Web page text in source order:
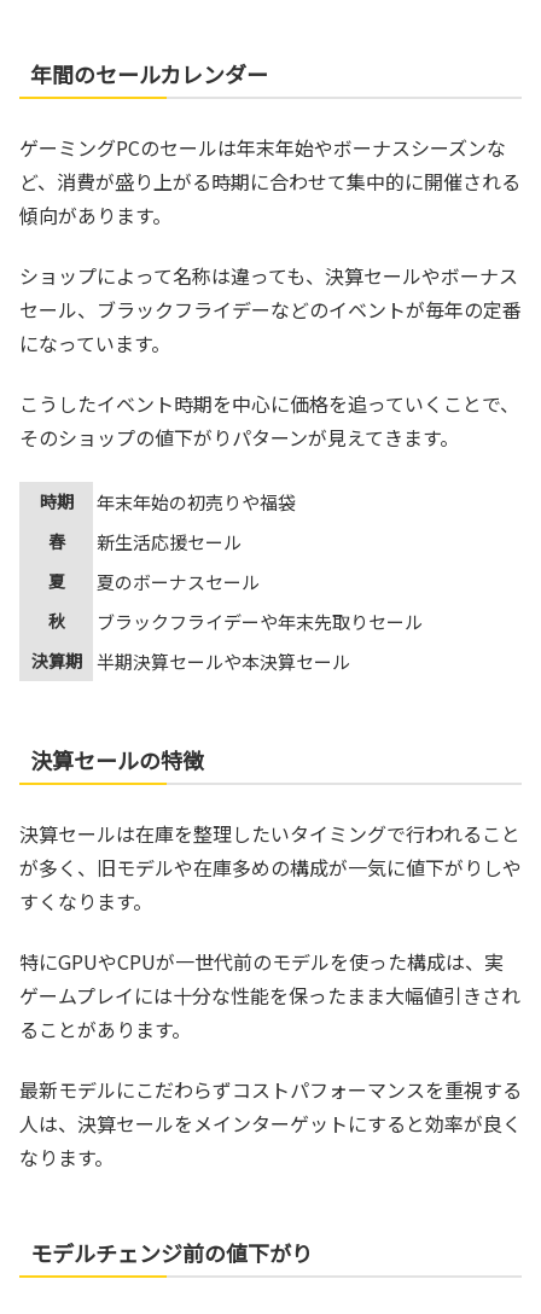
年間のセールカレンダー
ゲーミングPCのセールは年末年始やボーナスシーズンな
ど、消費が盛り上がる時期に合わせて集中的に開催される
傾向があります。
ショップによって名称は違っても、決算セールやボーナス
セール、ブラックフライデーなどのイベントが毎年の定番
になっています。
こうしたイベント時期を中心に価格を追っていくことで、
そのショップの値下がりパターンが見えてきます。
時期 年末年始の初売りや福袋
春 新生活応援セール
夏 夏のボーナスセール
秋 ブラックフライデーや年末先取りセール
決算期 半期決算セールや本決算セール
決算セールの特徴
決算セールは在庫を整理したいタイミングで行われること
が多く、旧モデルや在庫多めの構成が一気に値下がりしや
すくなります。
特にGPUやCPUが一世代前のモデルを使った構成は、実
ゲームプレイには十分な性能を保ったまま大幅値引きされ
ることがあります。
最新モデルにこだわらずコストパフォーマンスを重視する
人は、決算セールをメインターゲットにすると効率が良く
なります。
モデルチェンジ前の値下がり